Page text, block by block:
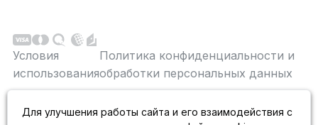
Условия
использования
Политика конфиденциальности и
обработки персональных данных
публичной офертой не является. На данном
Для улучшения работы сайта и его взаимодействия с